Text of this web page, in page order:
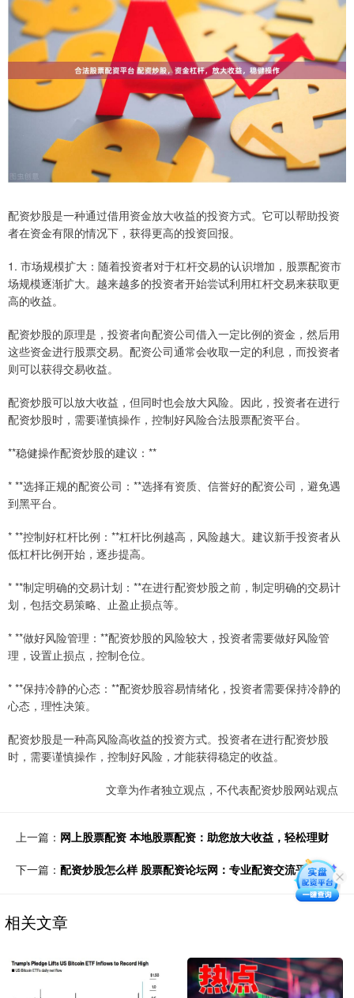
配资炒股是一种通过借用资金放大收益的投资方式。它可以帮助投资
者在资金有限的情况下，获得更高的投资回报。
1. 市场规模扩大：随着投资者对于杠杆交易的认识增加，股票配资市
场规模逐渐扩大。越来越多的投资者开始尝试利用杠杆交易来获取更
高的收益。
配资炒股的原理是，投资者向配资公司借入一定比例的资金，然后用
这些资金进行股票交易。配资公司通常会收取一定的利息，而投资者
则可以获得交易收益。
配资炒股可以放大收益，但同时也会放大风险。因此，投资者在进行
配资炒股时，需要谨慎操作，控制好风险合法股票配资平台。
**稳健操作配资炒股的建议：**
* **选择正规的配资公司：**选择有资质、信誉好的配资公司，避免遇
到黑平台。
* **控制好杠杆比例：**杠杆比例越高，风险越大。建议新手投资者从
低杠杆比例开始，逐步提高。
* **制定明确的交易计划：**在进行配资炒股之前，制定明确的交易计
划，包括交易策略、止盈止损点等。
* **做好风险管理：**配资炒股的风险较大，投资者需要做好风险管
理，设置止损点，控制仓位。
* **保持冷静的心态：**配资炒股容易情绪化，投资者需要保持冷静的
心态，理性决策。
配资炒股是一种高风险高收益的投资方式。投资者在进行配资炒股
时，需要谨慎操作，控制好风险，才能获得稳定的收益。
文章为作者独立观点，不代表配资炒股网站观点
上一篇： 网上股票配资 本地股票配资：助您放大收益，轻松理财
下一篇： 配资炒股怎么样 股票配资论坛网：专业配资交流平台
相关文章